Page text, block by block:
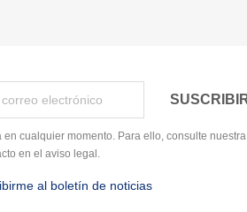
en cualquier momento. Para ello, consulte nuestra
en el aviso legal.
al boletín de noticias